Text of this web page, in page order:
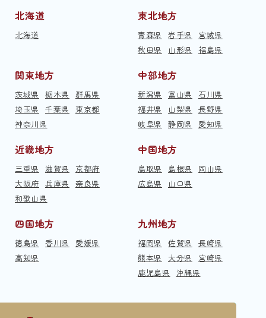
北海道
北海道
東北地方
青森県 岩手県
宮城県
秋田県
山形県 福島県
関東地方
茨城県 栃木県
群馬県
埼玉県
千葉県
東京都
神奈川県
中部地方
新潟県 富山県
石川県
福井県
山梨県
長野県
岐阜県
静岡県 愛知県
近畿地方
三重県 滋賀県
京都府
大阪府 兵庫県
奈良県
和歌山県
中国地方
鳥取県 島根県
岡山県
広島県
山口県
四国地方
徳島県 香川県
愛媛県
高知県
九州地方
福岡県 佐賀県
長崎県
熊本県
大分県
宮崎県
鹿児島県
沖縄県